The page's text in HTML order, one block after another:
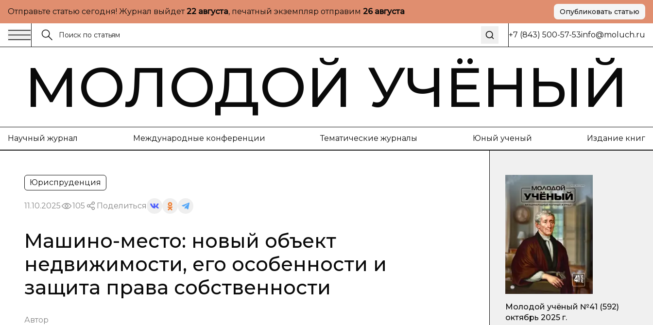
Отправьте статью сегодня! Журнал выйдет22 августа, печатный экземпляр отправим 26 августа Опубликовать статью
+7 (843) 500-57-53info@moluch.ru
МОЛОДОЙ УЧЁНЫЙ
Научный журнал Международные конференции Тематические журналы Юный ученый Издание книг
Юриспруденция
11.10.2025 105 Поделиться
Машино-место: новый объект
недвижимости, его особенности и
защита права собственности
Автор
Молодой учёный №41 (592)
октябрь 2025 г.